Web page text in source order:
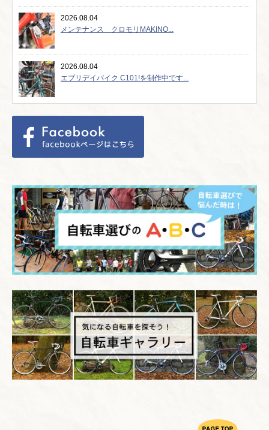
2026.08.04
メンテナンス クロモリMAKINO...
2026.08.04
エブリデイバイク C101!を制作中です...